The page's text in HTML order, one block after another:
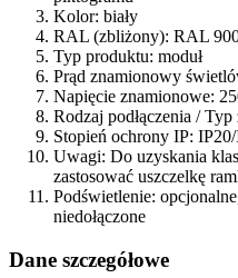
Kolor: biały
RAL (zbliżony): RAL
Typ produktu: moduł
Prąd znamionowy
Napięcie znamionowe:
Rodzaj podłączenia / Typ
Stopień ochrony IP:
Uwagi: Do uzyskania
zastosować uszczelkę
Podświetlenie:
niedołączone
Dane szczegółowe